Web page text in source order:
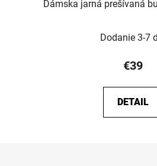
Dámska jarná prešívaná
Dodanie 3-7
€39
DETAIL